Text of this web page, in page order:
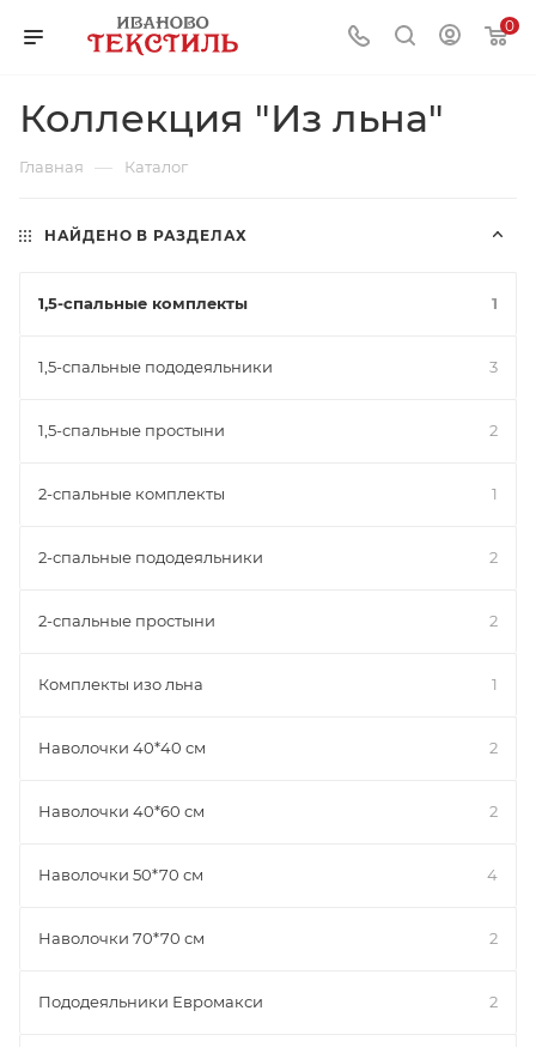
0
Коллекция "Из льна"
Главная — Каталог
НАЙДЕНО В РАЗДЕЛАХ
1,5-спальные комплекты 1
1,5-спальные пододеяльники 3
1,5-спальные простыни 2
2-спальные комплекты 1
2-спальные пододеяльники 2
2-спальные простыни 2
Комплекты изо льна 1
Наволочки 40*40 см 2
Наволочки 40*60 см 2
Наволочки 50*70 см 4
Наволочки 70*70 см 2
Пододеяльники Евромакси 2